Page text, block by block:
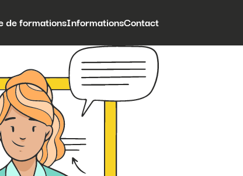
de formationsInformationsContact